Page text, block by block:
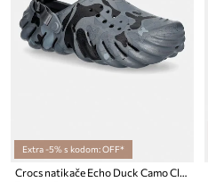
Extra -5% s kodom: OFF*
Crocs natikače Echo Duck Camo Clog